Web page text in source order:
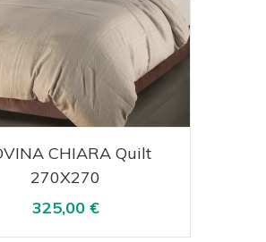
Visualizza
CHIARA Quilt
270X270
325,00 €